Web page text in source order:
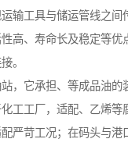
输工具与储运管线之间
高、寿命长及稳定等优
。
，它承担、等成品油的
工工厂，适配、乙烯等
严苛工况；在码头与港